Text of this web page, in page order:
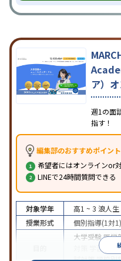
ア）
週1の面
指す！
編集部のおすすめポイント
希望者にはオンラインor
LINEで24時間質問できる
対象学年 高1 ~ 3 浪人生
授業形式
個別指導(1対1)
大学受験医学
学習習